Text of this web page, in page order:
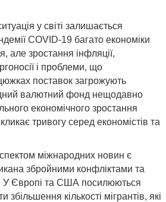
у світі залишається
COVID-19 багато економіки
але зростання інфляції,
і проблеми, що
поставок загрожують
валютний фонд нещодавно
економічного зростання
тривогу серед економістів та
міжнародних новин є
збройними конфліктами та
У Європі та США посилюються
збільшення кількості мігрантів, які